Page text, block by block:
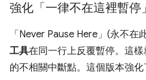
強化「一律不在這裡暫停
「Never Pause Here」(永不在
工具在同一行上反覆暫停。這
的不相關中斷點。這個版本強